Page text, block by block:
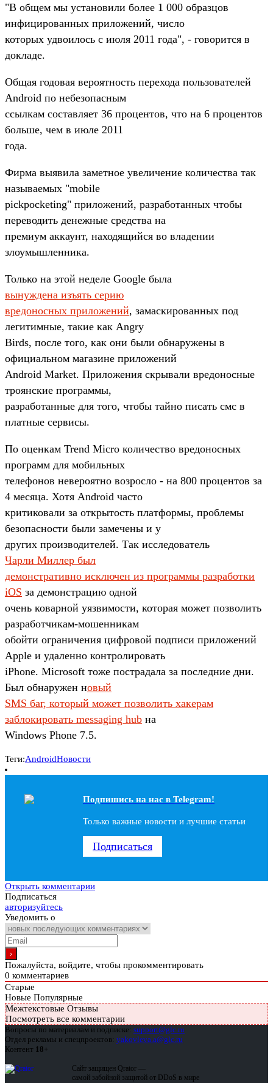
"В общем мы установили более 1 000 образцов
инфицированных приложений, число
которых удвоилось с июля 2011 года", - говорится в
докладе.
Общая годовая вероятность перехода пользователей
Android по небезопасным
ссылкам составляет 36 процентов, что на 6 процентов
больше, чем в июле 2011
года.
Фирма выявила заметное увеличение количества так
называемых "mobile
pickpocketing" приложений, разработанных чтобы
переводить денежные средства на
премиум аккаунт, находящийся во владении
злоумышленника.
Только на этой неделе Google была
вынуждена изъять серию
вредоносных приложений, замаскированных под
легитимные, такие как Angry
Birds, после того, как они были обнаружены в
официальном магазине приложений
Android Market. Приложения скрывали вредоносные
троянские программы,
разработанные для того, чтобы тайно писать смс в
платные сервисы.
По оценкам Trend Micro количество вредоносных
программ для мобильных
телефонов невероятно возросло - на 800 процентов за
4 месяца. Хотя Android часто
критиковали за открытость платформы, проблемы
безопасности были замечены и у
других производителей. Так исследователь
Чарли Миллер был
демонстративно исключен из программы разработки
iOS за демонстрацию одной
очень коварной уязвимости, которая может позволить
разработчикам-мошенникам
обойти ограничения цифровой подписи приложений
Apple и удаленно контролировать
iPhone. Microsoft тоже пострадала за последние дни.
Был обнаружен новый
SMS баг, который может позволить хакерам
заблокировать messaging hub на
Windows Phone 7.5.
Теги:AndroidНовости
Подпишись на наc в Telegram!
Только важные новости и лучшие статьи
Подписаться
Открыть комментарии
Подписаться
авторизуйтесь
Уведомить о
Пожалуйста, войдите, чтобы прокомментировать
0 комментариев
Старые
Новые Популярные
Межтекстовые Отзывы
Посмотреть все комментарии
Вопросы по материалам и подписке: support@glc.ru
Отдел рекламы и спецпроектов: yakovleva.a@glc.ru
Контент 18+
Сайт защищен Qrator —
самой забойной защитой от DDoS в мире